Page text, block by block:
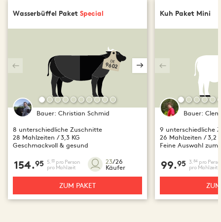
Wasserbüffel PaketSpecial
DE
9602
Bauer: Christian Schmid
8 unterschiedliche Zuschnitte
28 Mahlzeiten / 3,3 KG
Geschmackvoll & gesund
154.95 5. 53pro Person
pro Mahlzeit
23/26
Käufer
ZUM PAKET
Kuh Paket Mini
Bauer:
9 unterschiedliche
26 Mahlzeiten / 3,2
Feine Auswahl zum
99.95 3. 84pro
pro Mahlzeit